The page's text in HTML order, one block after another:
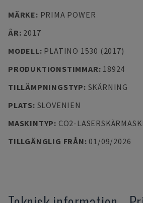
MÄRKE: PRIMA POWER
ÅR: 2017
MODELL: PLATINO 1530 (2017)
PRODUKTIONSTIMMAR: 18924
TILLÄMPNINGSTYP: SKÄRNING
PLATS: SLOVENIEN
MASKINTYP: CO2-
TILLGÄNGLIG FRÅN: 01/09/2026